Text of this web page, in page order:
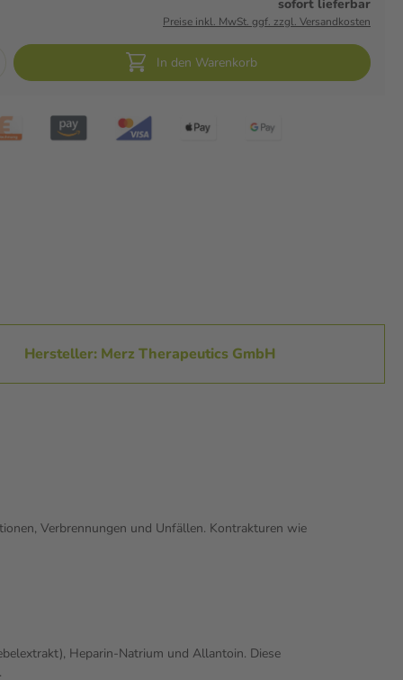
sofort lieferbar
Preise inkl. MwSt. ggf. zzgl. Versandkosten
In den Warenkorb
Hersteller: Merz Therapeutics GmbH
Verbrennungen und Unfällen. Kontrakturen wie
Heparin-Natrium und Allantoin. Diese